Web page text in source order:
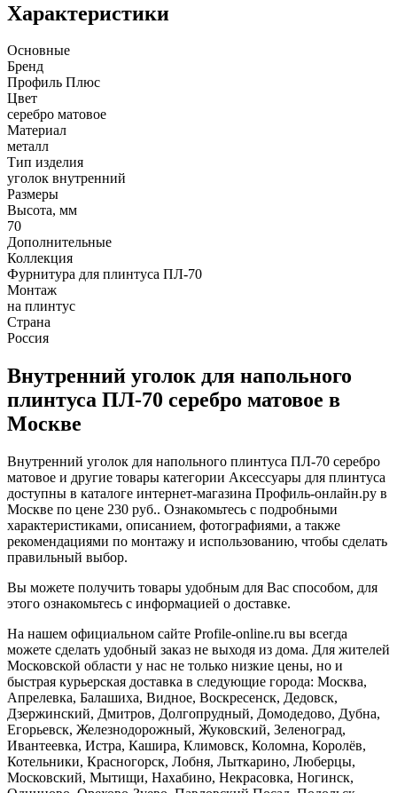
Характеристики
Основные
Бренд
Профиль Плюс
Цвет
серебро матовое
Материал
металл
Тип изделия
уголок внутренний
Размеры
Высота, мм
70
Дополнительные
Коллекция
Фурнитура для плинтуса ПЛ-70
Монтаж
на плинтус
Страна
Россия
Внутренний уголок для напольного
плинтуса ПЛ-70 серебро матовое в
Москве
Внутренний уголок для напольного плинтуса ПЛ-70 серебро
матовое и другие товары категории Аксессуары для плинтуса
доступны в каталоге интернет-магазина Профиль-онлайн.ру в
Москве по цене 230 руб.. Ознакомьтесь с подробными
характеристиками, описанием, фотографиями, а также
рекомендациями по монтажу и использованию, чтобы сделать
правильный выбор.
Вы можете получить товары удобным для Вас способом, для
этого ознакомьтесь с информацией о доставке.
На нашем официальном сайте Profile-online.ru вы всегда
можете сделать удобный заказ не выходя из дома. Для жителей
Московской области у нас не только низкие цены, но и
быстрая курьерская доставка в следующие города: Москва,
Апрелевка, Балашиха, Видное, Воскресенск, Дедовск,
Дзержинский, Дмитров, Долгопрудный, Домодедово, Дубна,
Егорьевск, Железнодорожный, Жуковский, Зеленоград,
Ивантеевка, Истра, Кашира, Климовск, Коломна, Королёв,
Котельники, Красногорск, Лобня, Лыткарино, Люберцы,
Московский, Мытищи, Нахабино, Некрасовка, Ногинск,